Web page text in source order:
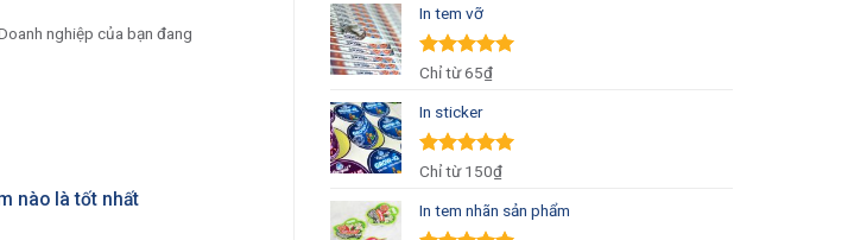
nghiệp của bạn đang
nào là tốt nhất
sao
In tem vỡ
Được xếp
sao
Chỉ từ65₫
In sticker
Được xếp
sao
Chỉ từ150₫
In tem nhãn sản phẩm